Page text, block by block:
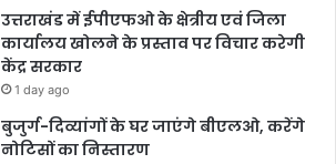
उत्तराखंड में ईपीएफओ के क्षेत्रीय एवं जिला
कार्यालय खोलने के प्रस्ताव पर विचार करेगी
केंद्र सरकार
1 day ago
बुजुर्ग-दिव्यांगों के घर जाएंगे बीएलओ, करेंगे
नोटिसों का निस्तारण